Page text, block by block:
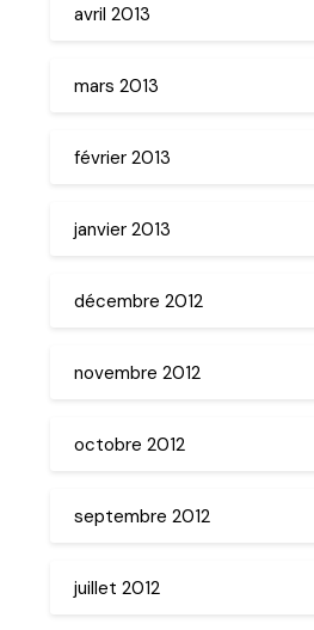
avril 2013
mars 2013
février 2013
janvier 2013
décembre 2012
novembre 2012
octobre 2012
septembre 2012
juillet 2012